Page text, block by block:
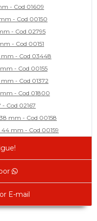
- Cod 01609
- Cod 00150
- Cod 02795
- Cod 00151
mm - Cod 03448
- Cod 00155
- Cod 01372
- Cod 01800
Cod 02167
mm - Cod 00158
44 mm - Cod 00159
Cod 02585
Cod 02471
Cod 02588
- Cod 02169
E-mail